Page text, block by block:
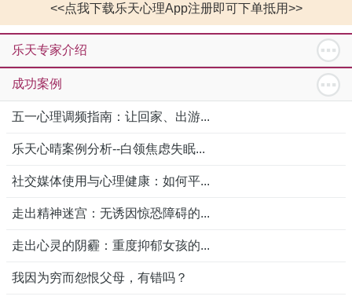
<<点我下载乐天心理App注册即可下单抵用>>
乐天专家介绍
成功案例
五一心理调频指南：让回家、出游...
乐天心晴案例分析--白领焦虑失眠...
社交媒体使用与心理健康：如何平...
走出精神迷宫：无诱因惊恐障碍的...
走出心灵的阴霾：重度抑郁女孩的...
我因为穷而怨恨父母，有错吗？